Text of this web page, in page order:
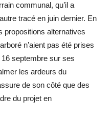
communal, qu’il a
tracé en juin dernier. En
propositions alternatives
n’aient pas été prises
septembre sur ses
les ardeurs du
de son côté que des
du ­projet en